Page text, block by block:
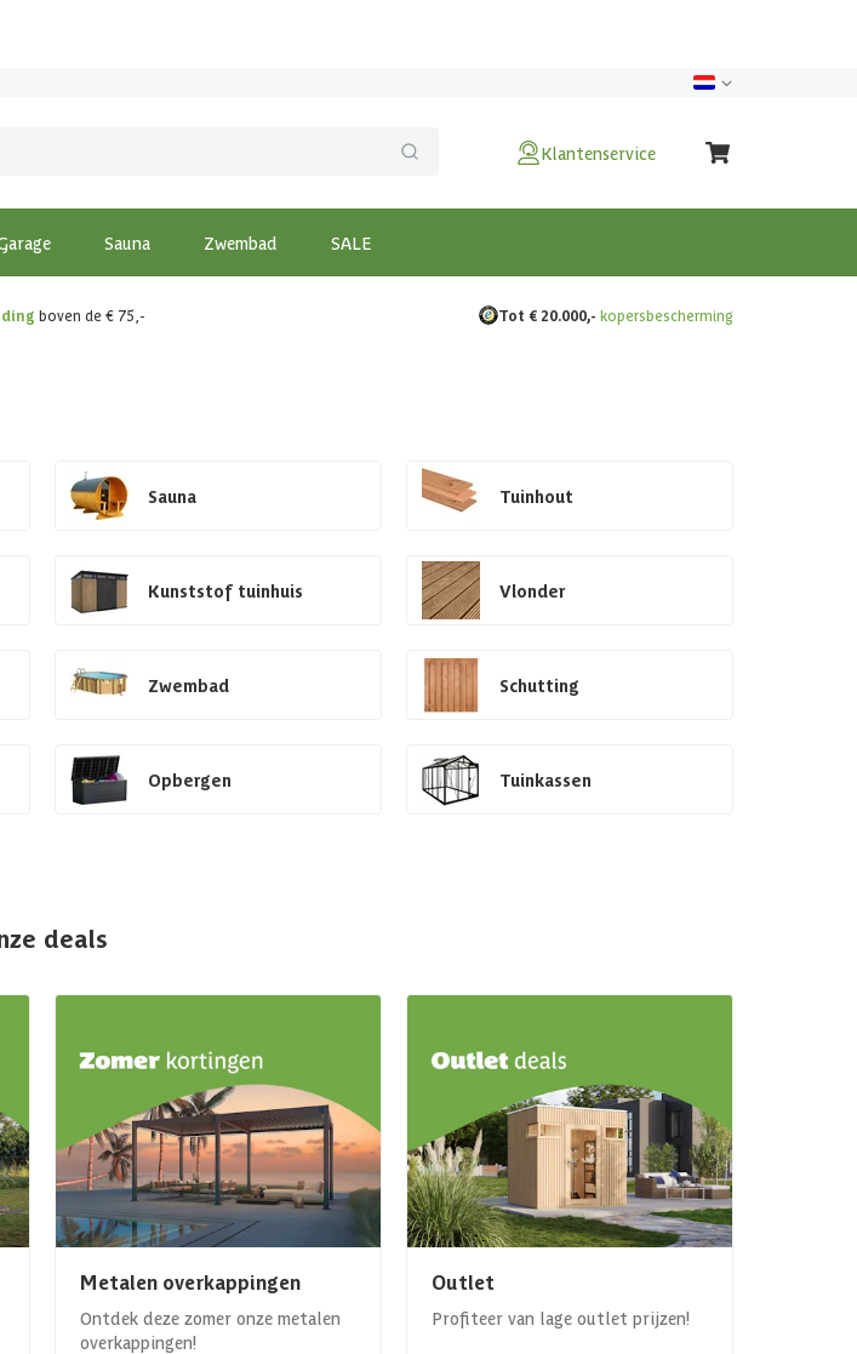
Klantenservice
Sauna Zwembad SALE
boven de € 75,- Tot € 20.000,- kopersbescherming
Sauna Tuinhout
Kunststof tuinhuis Vlonder
Zwembad Schutting
Opbergen Tuinkassen
deals
Metalen overkappingen
Ontdek deze zomer onze metalen
overkappingen!
Outlet
Profiteer van lage outlet prijzen!